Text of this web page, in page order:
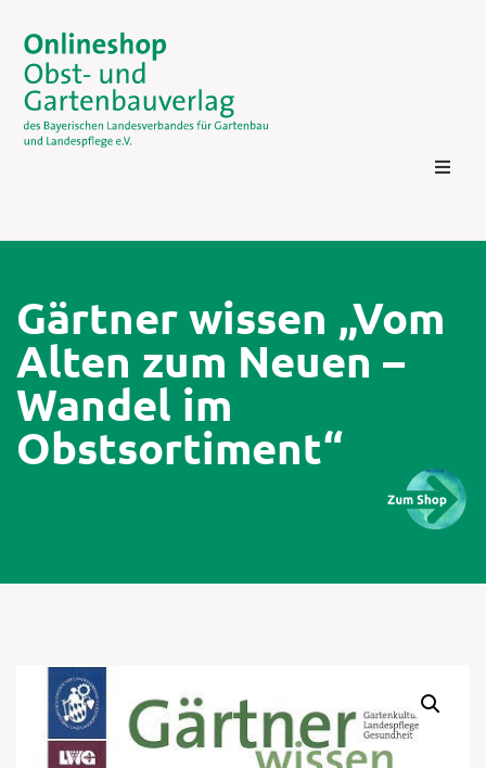
Login
Gärtner wissen „Vom
Alten zum Neuen –
Wandel im
Obstsortiment“